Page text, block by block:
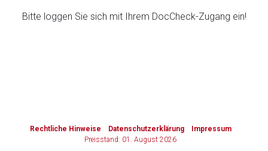
Bitte loggen Sie sich mit Ihrem DocCheck-Zugang ein!
Rechtliche Hinweise Datenschutzerklärung
Impressum
Preisstand: 01. August 2026